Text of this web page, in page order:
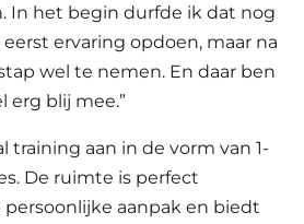
In het begin durfde ik dat nog
ervaring opdoen, maar na
wel te nemen. En daar ben
erg blij mee.”
training aan in de vorm van 1-
De ruimte is perfect
aanpak en biedt